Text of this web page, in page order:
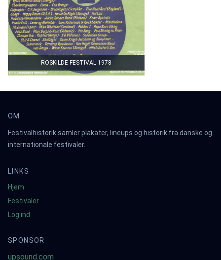
ROSKILDE FESTIVAL 1978
OM
Festivalhistorik samler plakater, lineups og historik fra danske og
internationale festivaler.
LINKS
Hjem
Festivaler
Log ind
SPONSOR
upsound.com